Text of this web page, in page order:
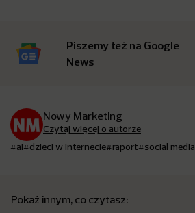
Piszemy też na Google
News
Nowy Marketing
Czytaj więcej o autorze
#ai#dzieci w internecie#raport#social media
Pokaż innym, co czytasz: